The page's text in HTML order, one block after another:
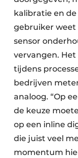
kalibratie en de
gebruiker weet
sensor
vervangen.
tijdens
bedrijven
analoog. “Op
de keuze
op een inline
die juist veel
momentum